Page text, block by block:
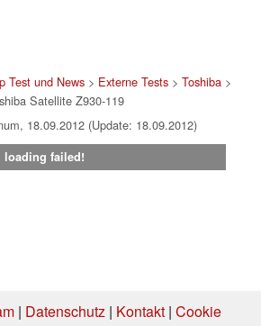
Test und News> Externe Tests> Toshiba>
Satellite Z930-119
18.09.2012 (Update: 18.09.2012)
loading failed!
| Datenschutz| Kontakt| Cookie